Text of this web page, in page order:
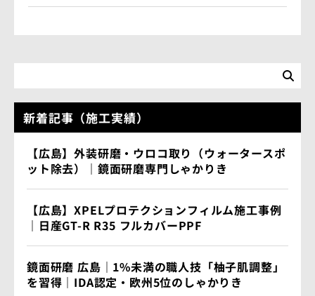
新着記事（施工実績）
【広島】外装研磨・ウロコ取り（ウォータースポ
ット除去）｜鏡面研磨専門しゃかりき
【広島】XPELプロテクションフィルム施工事例
｜日産GT-R R35 フルカバーPPF
鏡面研磨 広島｜1%未満の職人技「柚子肌調整」
を習得｜IDA認定・欧州5位のしゃかりき